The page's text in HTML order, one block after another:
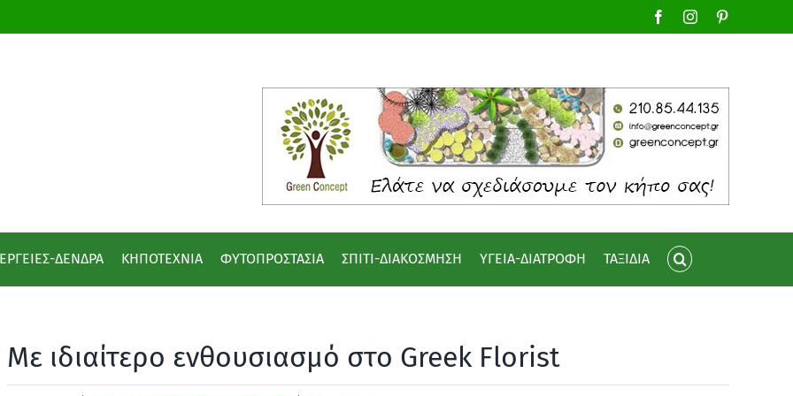
FacebookInstagram
ΔΕΝΔΡΑ ΚΗΠΟΤΕΧΝΙΑ ΦΥΤΟΠΡΟΣΤΑΣΙΑ ΣΠΙΤΙ-ΔΙΑΚΟΣΜΗΣΗ ΥΓΕΙΑ-ΔΙΑΤΡΟΦΗ ΤΑΞΙΔΙΑ
Με ιδιαίτερο ενθουσιασμό στο Greek Florist